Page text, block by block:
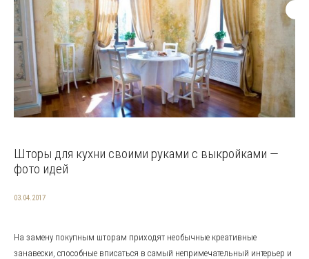
Шторы для кухни своими руками с выкройками —
фото идей
03.04.2017
На замену покупным шторам приходят необычные креативные
занавески, способные вписаться в самый непримечательный интерьер и